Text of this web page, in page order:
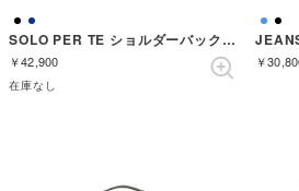
SOLO PER TE ショルダーバック （BLACK）
￥42,900
在庫なし
￥